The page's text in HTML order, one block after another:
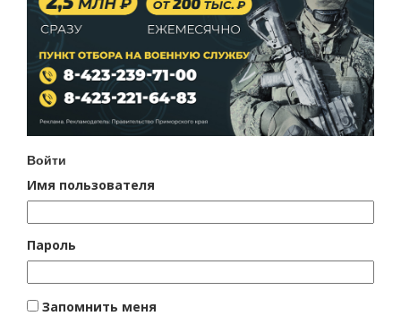
Войти
Имя пользователя
Пароль
Запомнить меня